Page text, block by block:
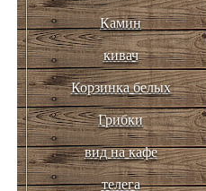
Камин
кивач
Корзинка белых
Грибки
вид на кафе
телега